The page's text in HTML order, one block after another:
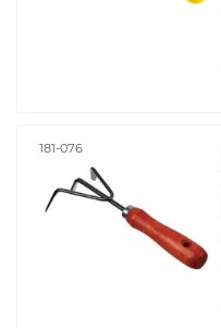
181-076